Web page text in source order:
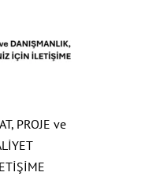
PROJE ve